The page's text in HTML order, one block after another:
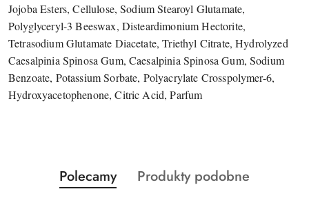
Jojoba Esters, Cellulose, Sodium Stearoyl Glutamate,
Polyglyceryl-3 Beeswax, Disteardimonium Hectorite,
Tetrasodium Glutamate Diacetate, Triethyl Citrate, Hydrolyzed
Caesalpinia Spinosa Gum, Caesalpinia Spinosa Gum, Sodium
Benzoate, Potassium Sorbate, Polyacrylate Crosspolymer-6,
Hydroxyacetophenone, Citric Acid, Parfum
Pomiń karuzelę produktów
Produkty
o
Polecamy
Produkty
Produkty podobne